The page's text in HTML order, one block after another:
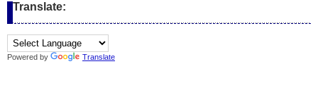
Translate:
Powered by Translate